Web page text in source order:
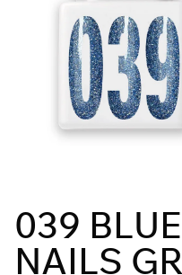
039
NAILS